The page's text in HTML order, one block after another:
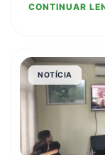
CONTINUAR
NOTÍCIA